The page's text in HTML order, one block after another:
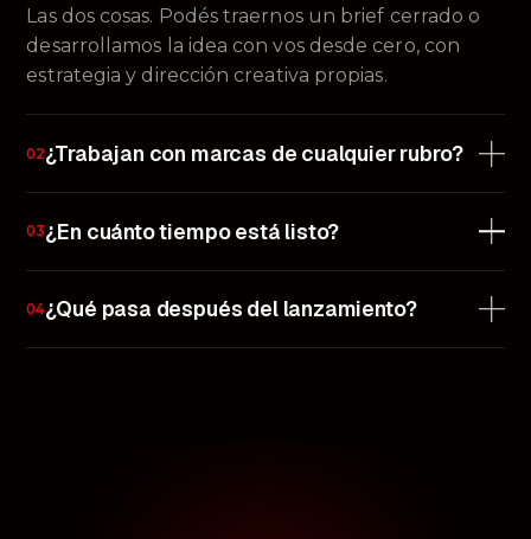
Las dos cosas. Podés traernos un brief cerrado o
desarrollamos la idea con vos desde cero, con
estrategia y dirección creativa propias.
02¿Trabajan con marcas de cualquier rubro?
proyecto, desde una activación local hasta una
campaña global multiplataforma.
03¿En cuánto tiempo está listo?
con entregas claras para que siempre sepas
exactamente dónde está tu proyecto.
04¿Qué pasa después del lanzamiento?